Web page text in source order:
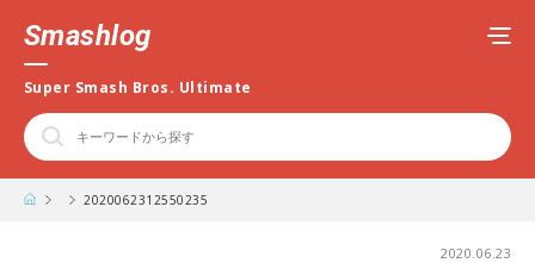
Smashlog
Super Smash Bros. Ultimate
2020062312550235
2020.06.23